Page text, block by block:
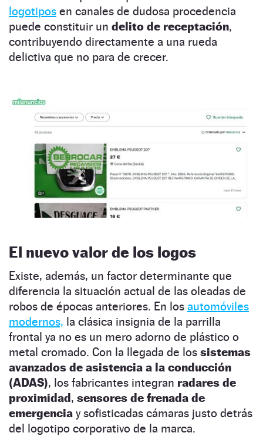
logotipos en canales de dudosa procedencia
puede constituir un delito de receptación,
contribuyendo directamente a una rueda
delictiva que no para de crecer.
El nuevo valor de los logos
Existe, además, un factor determinante que
diferencia la situación actual de las oleadas de
robos de épocas anteriores. En los automóviles
modernos, la clásica insignia de la parrilla
frontal ya no es un mero adorno de plástico o
metal cromado. Con la llegada de los sistemas
avanzados de asistencia a la conducción
(ADAS), los fabricantes integran radares de
proximidad, sensores de frenada de
emergencia y sofisticadas cámaras justo detrás
del logotipo corporativo de la marca.